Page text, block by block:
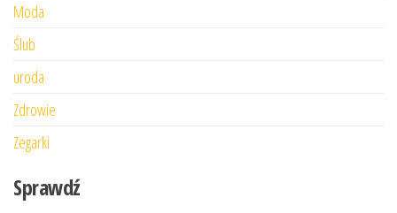
Moda
Ślub
uroda
Zdrowie
Zegarki
Sprawdź